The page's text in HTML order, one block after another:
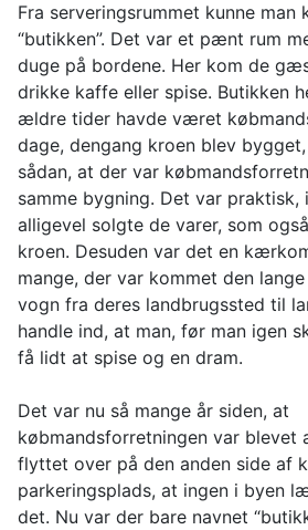
Fra serveringsrummet kunne man
“butikken”. Det var et pænt rum
duge på bordene. Her kom de
drikke kaffe eller spise. Butikken
ældre tider havde været
dage, dengang kroen blev
sådan, at der var
samme bygning. Det var praktisk,
alligevel solgte de varer, som
kroen. Desuden var det en
mange, der var kommet den
vogn fra deres landbrugssted til
handle ind, at man, før man igen
få lidt at spise og en dram.
Det var nu så mange år siden, at
købmandsforretningen var blevet
flyttet over på den anden side af
parkeringsplads, at ingen i byen
det. Nu var der bare navnet